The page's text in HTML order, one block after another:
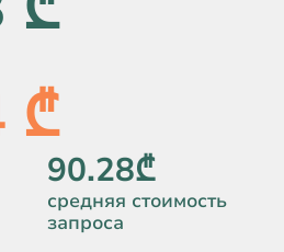
₾
90.28₾
средняя стоимость
запроса